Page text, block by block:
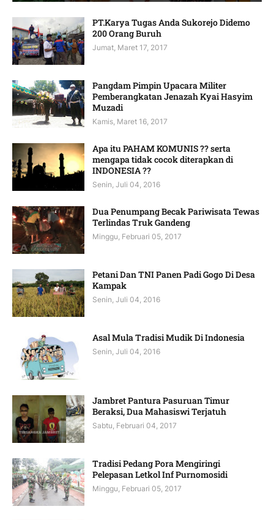
PT.Karya Tugas Anda Sukorejo Didemo
200 Orang Buruh
Jumat, Maret 17, 2017
Pangdam Pimpin Upacara Militer
Pemberangkatan Jenazah Kyai Hasyim
Muzadi
Kamis, Maret 16, 2017
Apa itu PAHAM KOMUNIS ?? serta
mengapa tidak cocok diterapkan di
INDONESIA ??
Senin, Juli 04, 2016
Dua Penumpang Becak Pariwisata Tewas
Terlindas Truk Gandeng
Minggu, Februari 05, 2017
Petani Dan TNI Panen Padi Gogo Di Desa
Kampak
Senin, Juli 04, 2016
Asal Mula Tradisi Mudik Di Indonesia
Senin, Juli 04, 2016
Jambret Pantura Pasuruan Timur
Beraksi, Dua Mahasiswi Terjatuh
Sabtu, Februari 04, 2017
Tradisi Pedang Pora Mengiringi
Pelepasan Letkol Inf Purnomosidi
Minggu, Februari 05, 2017